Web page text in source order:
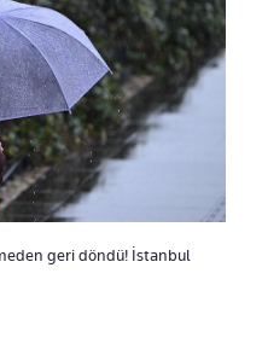
geri döndü! İstanbul